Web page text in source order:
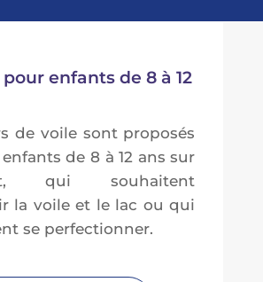
enfants de 8 à 12
de voile sont proposés
de 8 à 12 ans sur
qui souhaitent
la voile et le lac ou qui
se perfectionner.